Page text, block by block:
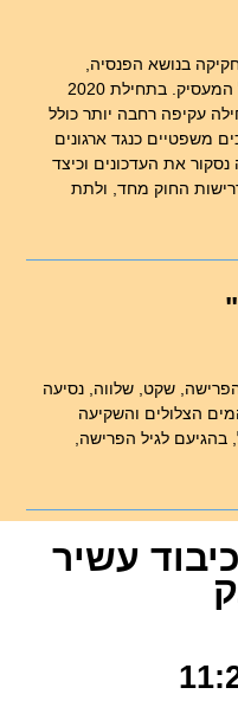
החקיקה בנושא הפנסיה,
עדכונים אשר מטילים חובות רבים על המעסיק. בתחילת 2020
עקיפה רחבה יותר כולל
משפטיים כנגד ארגונים
את העדכונים וכיצד
החוק מחד, ולתת
הפרישה, שקט, שלווה, נסיעה
הצלולים והשקיעה
לגיל הפרישה,
עשיר